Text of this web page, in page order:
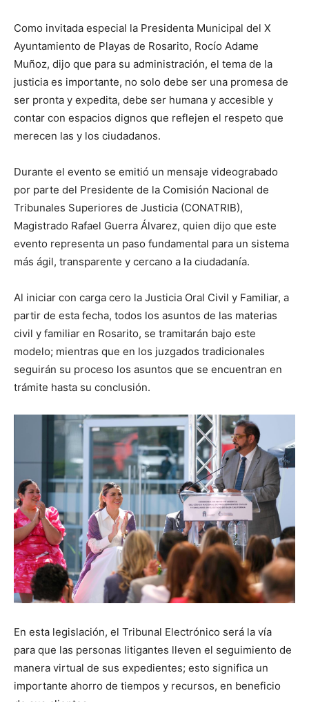
Como invitada especial la Presidenta Municipal del X
Ayuntamiento de Playas de Rosarito, Rocío Adame
Muñoz, dijo que para su administración, el tema de la
justicia es importante, no solo debe ser una promesa de
ser pronta y expedita, debe ser humana y accesible y
contar con espacios dignos que reflejen el respeto que
merecen las y los ciudadanos.
Durante el evento se emitió un mensaje videograbado
por parte del Presidente de la Comisión Nacional de
Tribunales Superiores de Justicia (CONATRIB),
Magistrado Rafael Guerra Álvarez, quien dijo que este
evento representa un paso fundamental para un sistema
más ágil, transparente y cercano a la ciudadanía.
Al iniciar con carga cero la Justicia Oral Civil y Familiar, a
partir de esta fecha, todos los asuntos de las materias
civil y familiar en Rosarito, se tramitarán bajo este
modelo; mientras que en los juzgados tradicionales
seguirán su proceso los asuntos que se encuentran en
trámite hasta su conclusión.
En esta legislación, el Tribunal Electrónico será la vía
para que las personas litigantes lleven el seguimiento de
manera virtual de sus expedientes; esto significa un
importante ahorro de tiempos y recursos, en beneficio